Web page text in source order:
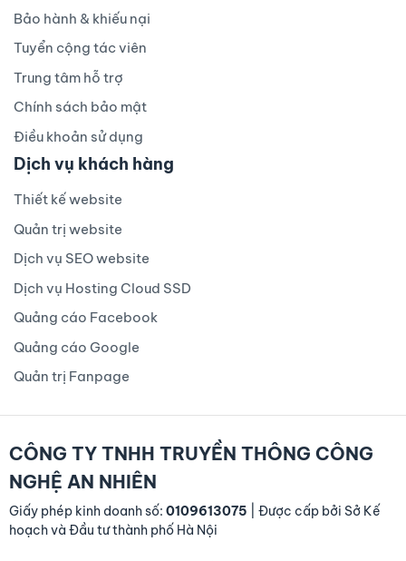
Bảo hành & khiếu nại
Tuyển cộng tác viên
Trung tâm hỗ trợ
Chính sách bảo mật
Điều khoản sử dụng
Dịch vụ khách hàng
Thiết kế website
Quản trị website
Dịch vụ SEO website
Dịch vụ Hosting Cloud SSD
Quảng cáo Facebook
Quảng cáo Google
Quản trị Fanpage
CÔNG TY TNHH TRUYỀN THÔNG CÔNG
NGHỆ AN NHIÊN
Giấy phép kinh doanh số: 0109613075 | Được cấp bởi Sở Kế
hoạch và Đầu tư thành phố Hà Nội